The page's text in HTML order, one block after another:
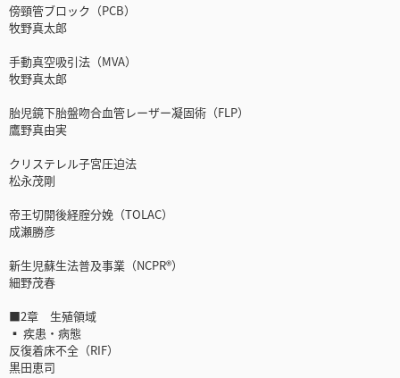
傍頸管ブロック（PCB）
牧野真太郎
手動真空吸引法（MVA）
牧野真太郎
胎児鏡下胎盤吻合血管レーザー凝固術（FLP）
鷹野真由実
クリステレル子宮圧迫法
松永茂剛
帝王切開後経腟分娩（TOLAC）
成瀬勝彦
新生児蘇生法普及事業（NCPR®）
細野茂春
■2章 生殖領域
▪ 疾患・病態
反復着床不全（RIF）
黒田恵司